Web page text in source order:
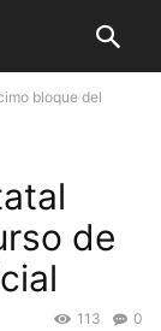
bloque del
de
0
113